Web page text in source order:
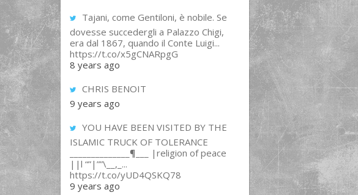
Tajani, come Gentiloni, è nobile. Se
dovesse succedergli a Palazzo Chigi,
era dal 1867, quando il Conte Luigi...
https://t.co/x5gCNARpgG
8 years ago
CHRIS BENOIT
9 years ago
YOU HAVE BEEN VISITED BY THE
ISLAMIC TRUCK OF TOLERANCE
______________¶___ |religion of peace
||l “”|””\__,_...
https://t.co/yUD4QSKQ78
9 years ago